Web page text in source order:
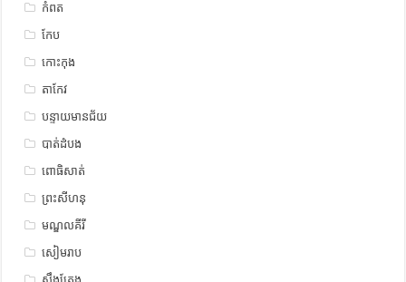
កំពត
កែប
កោះកុង
តាកែវ
បន្ទាយមានជ័យ
បាត់ដំបង
ពោធិសាត់
ព្រះសីហនុ
មណ្ឌលគីរី
សៀមរាប